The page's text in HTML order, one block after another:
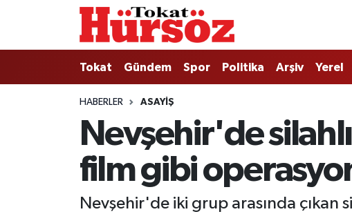
Tokat Gündem Spor Politika Arşiv Yerel
HABERLER ASAYIŞ
Nevşehir'de
film gibi
Nevşehir'de iki grup arasında çıkan
Tokat
Türkiye Gündemi
Gündem
Nöbetçi Eczaneler
Hava Durumu
Tokat Namaz Vakitleri
Trafik Durumu